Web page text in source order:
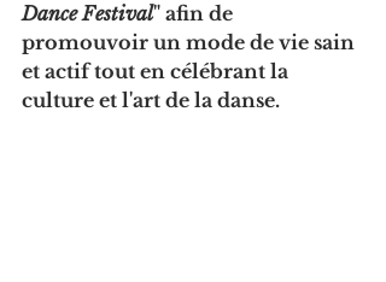
Dance Festival" afin de
promouvoir un mode de vie sain
et actif tout en célébrant la
culture et l'art de la danse.